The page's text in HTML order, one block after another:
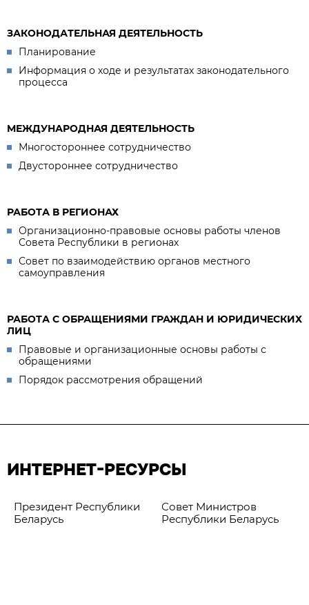
ЗАКОНОДАТЕЛЬНАЯ ДЕЯТЕЛЬНОСТЬ
Планирование
Информация о ходе и результатах законодательного
процесса
МЕЖДУНАРОДНАЯ ДЕЯТЕЛЬНОСТЬ
Многостороннее сотрудничество
Двустороннее сотрудничество
РАБОТА В РЕГИОНАХ
Организационно-правовые основы работы членов
Совета Республики в регионах
Совет по взаимодействию органов местного
самоуправления
РАБОТА С ОБРАЩЕНИЯМИ ГРАЖДАН И ЮРИДИЧЕСКИХ
ЛИЦ
Правовые и организационные основы работы с
обращениями
Порядок рассмотрения обращений
ИНТЕРНЕТ-РЕСУРСЫ
Президент Республики
Беларусь
Совет Министров
Республики Беларусь